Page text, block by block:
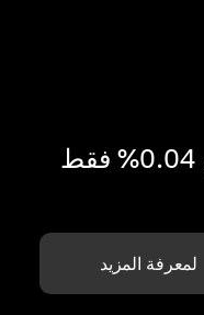
لمعرفة المزيد